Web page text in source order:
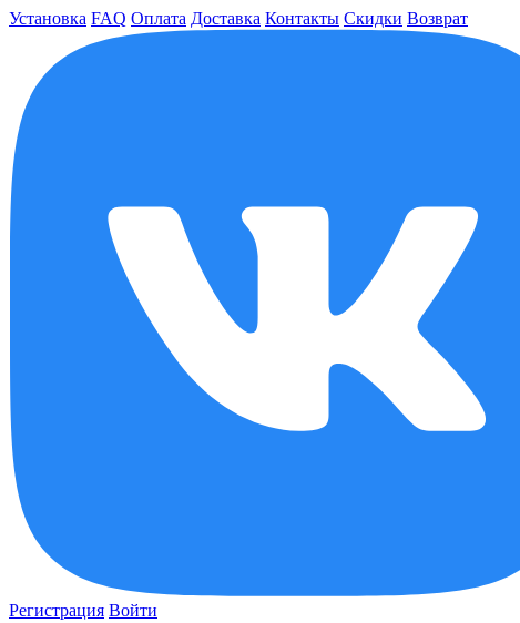
Установка FAQ Оплата Доставка Контакты Скидки Возврат
Регистрация Войти